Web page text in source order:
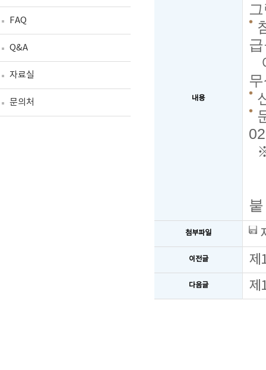
FAQ
Q&A
자료실
문의처 내용
첨부파일
이전글 제
다음글 제